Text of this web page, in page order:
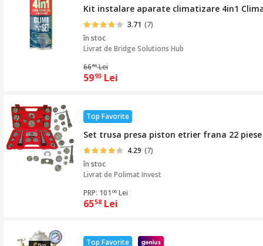
Kit instalare aparate climatizare 4in1
3.71 (7)
în stoc
Livrat deBridge Solutions Hub
6660 Lei
5993 Lei
Top Favorite
Set trusa presa piston etrier frana 22
4.29 (7)
în stoc
Livrat dePolimat Invest
PRP: 101 06 Lei
6558 Lei
Top Favorite